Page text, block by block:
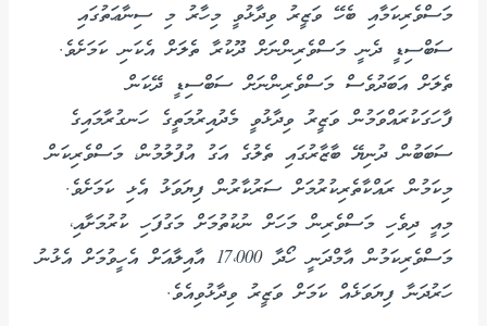
މަސްވެރިކަމާއި ބެހޭ ވަޒީރު ވިދާޅުވީ މިހާރު މި ސިނާޢަތުގައި
ސަބްސިޑީ ދެނީ މަސްވެރިންނަށް ދޫކުރާ ތެލަށް އެކަނި ކަމަށެވެ.
ތެލަށް އަބަދުވެސް މަސްވެރިންނަށް ސަބްސިޑީ ދޭކަން
ފާހަގަކުރައްވަމުން ވަޒީރު ވިދާޅުވީ މެދުއިރުމަތީގެ ހަނގުރާމައިގެ
ސަބަބުން ދުނިޔޭ ބާޒާރުގައި ތެލުގެ އަގު އުފުލުމުން، މަސްވެރިކަން
މިކަމުން ރައްކާތެރިކުރުމަށް ސަރުކާރުން ފިޔަވަޅު އެޅި ކަމަށެވެ.
މިއީ ދިވެހި މަސްވެރިން މަހަށް ނުކުތުމަށް މަގުފަހި ކުރުމަށާއި،
މަސްވެރިކަމުން އާމްދަނީ ހޯދާ 17،000 އާއިލާއަށް އެހީވުމަށް އެޅުނު
ހަރުދަނާ ފިޔަވަޅެއް ކަމަށް ވަޒީރު ވިދާޅުވިއެވެ.